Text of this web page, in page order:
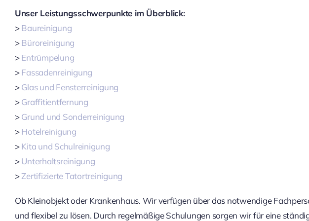
Unser Leistungsschwerpunkte im Überblick:
>Baureinigung
>Büroreinigung
>Entrümpelung
>Fassadenreinigung
>Glas und Fensterreinigung
>Graffitientfernung
>Grund und Sonderreinigung
>Hotelreinigung
>Kita und Schulreinigung
>Unterhaltsreinigung
>Zertifizierte Tatortreinigung
Ob Kleinobjekt oder Krankenhaus. Wir verfügen über das notwendige
und flexibel zu lösen. Durch regelmäßige Schulungen sorgen wir für eine